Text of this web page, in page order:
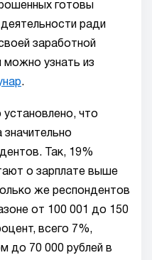
готовы
ради
заработной
узнать из
.
что
Так, 19%
о зарплате выше
же респондентов
от 100 001 до 150
всего 7%,
до 70 000 рублей в